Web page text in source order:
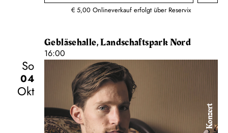
€ 5,00 Onlineverkauf erfolgt über Reservix
Gebläsehalle, Landschaftspark Nord
16:00
So
04
Okt
Konzert